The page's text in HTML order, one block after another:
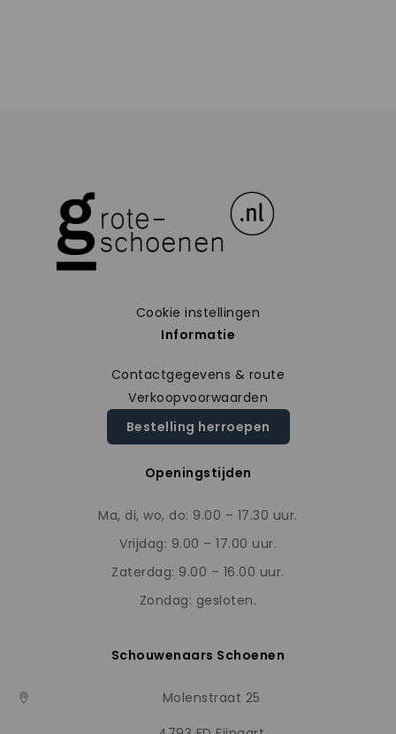
Cookie instellingen
Informatie
Contactgegevens & route
Verkoopvoorwaarden
Bestelling herroepen
Openingstijden
Ma, di, wo, do: 9.00 – 17.30 uur.
Vrijdag: 9.00 – 17.00 uur.
Zaterdag: 9.00 – 16.00 uur.
Zondag: gesloten.
Schouwenaars Schoenen
Molenstraat 25